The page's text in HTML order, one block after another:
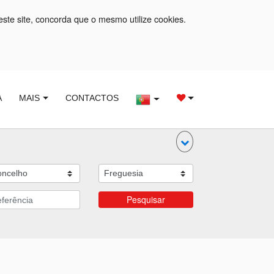
site, concorda que o mesmo utilize cookies.
MAIS CONTACTOS
Pesquisar